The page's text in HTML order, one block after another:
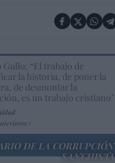
Gullo: “El trabajo de
la historia, de poner la
de desmontar la
es un trabajo cristiano"
DE LA CORRUPCIÓN
SANCHISTA